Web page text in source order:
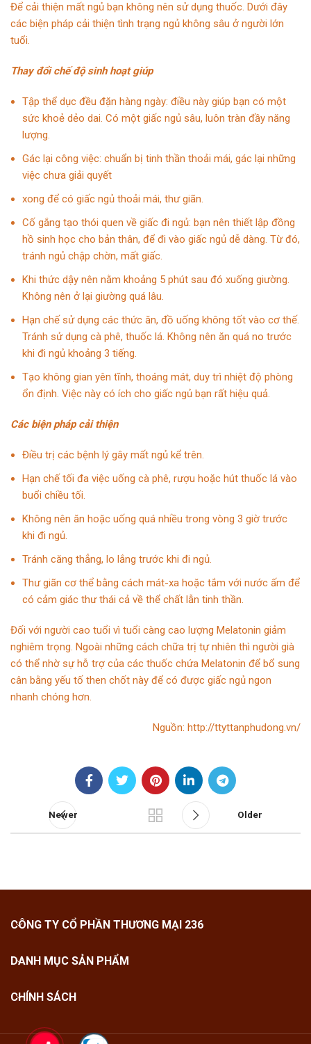
Để cải thiện mất ngủ bạn không nên sử dụng thuốc. Dưới đây
các biện pháp cải thiện tình trạng ngủ không sâu ở người lớn
tuổi.
Thay đổi chế độ sinh hoạt giúp
Tập thể dục đều đặn hàng ngày: điều này giúp bạn có một
sức khoẻ dẻo dai. Có một giấc ngủ sâu, luôn tràn đầy năng
lượng.
Gác lại công việc: chuẩn bị tinh thần thoải mái, gác lại những
việc chưa giải quyết
xong để có giấc ngủ thoải mái, thư giãn.
Cố gắng tạo thói quen về giấc đi ngủ: bạn nên thiết lập đồng
hồ sinh học cho bản thân, để đi vào giấc ngủ dễ dàng. Từ đó,
tránh ngủ chập chờn, mất giấc.
Khi thức dậy nên nằm khoảng 5 phút sau đó xuống giường.
Không nên ở lại giường quá lâu.
Hạn chế sử dụng các thức ăn, đồ uống không tốt vào cơ thế.
Tránh sử dụng cà phê, thuốc lá. Không nên ăn quá no trước
khi đi ngủ khoảng 3 tiếng.
Tạo không gian yên tĩnh, thoáng mát, duy trì nhiệt độ phòng
ổn định. Việc này có ích cho giấc ngủ bạn rất hiệu quả.
Các biện pháp cải thiện
Điều trị các bệnh lý gây mất ngủ kể trên.
Hạn chế tối đa việc uống cà phê, rượu hoặc hút thuốc lá vào
buổi chiều tối.
Không nên ăn hoặc uống quá nhiều trong vòng 3 giờ trước
khi đi ngủ.
Tránh căng thẳng, lo lắng trước khi đi ngủ.
Thư giãn cơ thể bằng cách mát-xa hoặc tắm với nước ấm để
có cảm giác thư thái cả về thể chất lẫn tinh thần.
Đối với người cao tuổi vì tuổi càng cao lượng Melatonin giảm
nghiêm trọng. Ngoài những cách chữa trị tự nhiên thì người già
có thể nhờ sự hỗ trợ của các thuốc chứa Melatonin để bổ sung
cân bằng yếu tố then chốt này để có được giấc ngủ ngon
nhanh chóng hơn.
Nguồn: http://ttyttanphudong.vn/
Newer Older
CÔNG TY CỔ PHẦN THƯƠNG MẠI 236
DANH MỤC SẢN PHẨM
CHÍNH SÁCH